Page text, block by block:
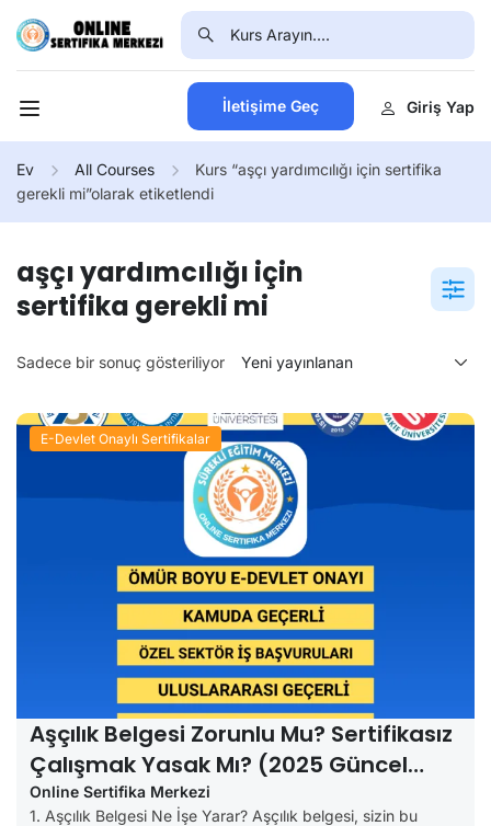
İletişime Geç Giriş Yap
Ev All Courses
Kurs “aşçı yardımcılığı için sertifika
gerekli mi”olarak etiketlendi
aşçı yardımcılığı için
sertifika gerekli mi
Sadece bir sonuç gösteriliyor
E-Devlet Onaylı Sertifikalar
Aşçılık Belgesi Zorunlu Mu? Sertifikasız
Çalışmak Yasak Mı? (2025 Güncel
Mevzuat)
Online Sertifika Merkezi
1. Aşçılık Belgesi Ne İşe Yarar? Aşçılık belgesi, sizin bu